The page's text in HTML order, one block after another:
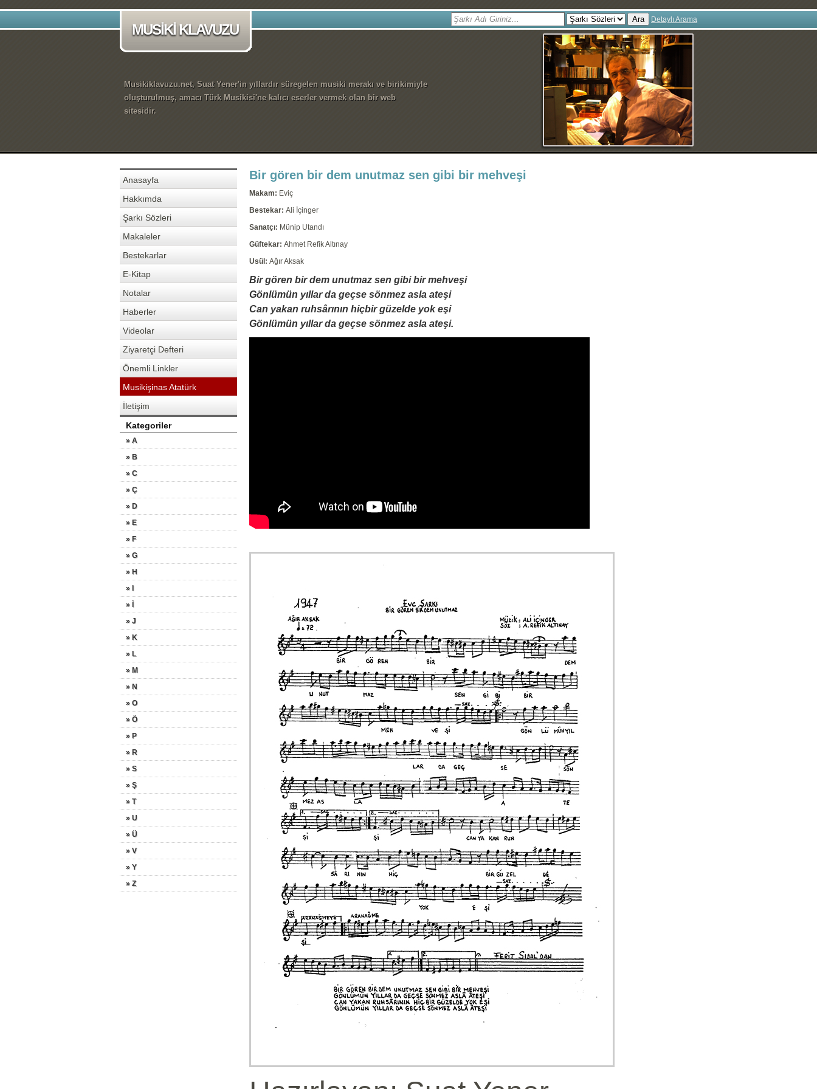
MUSİKİ KLAVUZU
Ara Detaylı Arama
Musikiklavuzu.net, Suat Yener'in yıllardır süregelen musiki merakı ve birikimiyle
oluşturulmuş, amacı Türk Musikisi'ne kalıcı eserler vermek olan bir web
sitesidir.
Anasayfa
Hakkımda
Şarkı Sözleri
Makaleler
Bestekarlar
E-Kitap
Notalar
Haberler
Videolar
Ziyaretçi Defteri
Önemli Linkler
Musikişinas Atatürk
İletişim
Kategoriler
» A
» B
» C
» Ç
» D
» E
» F
» G
» H
» I
» İ
» J
» K
» L
» M
» N
» O
» Ö
» P
» R
» S
» Ş
» T
» U
» Ü
» V
» Y
» Z
Bir gören bir dem unutmaz sen gibi bir mehveşi
Makam: Eviç
Bestekar: Ali İçinger
Sanatçı: Münip Utandı
Güftekar: Ahmet Refik Altınay
Usül: Ağır Aksak
Bir gören bir dem unutmaz sen gibi bir mehveşi
Gönlümün yıllar da geçse sönmez asla ateşi
Can yakan ruhsârının hiçbir güzelde yok eşi
Gönlümün yıllar da geçse sönmez asla ateşi.